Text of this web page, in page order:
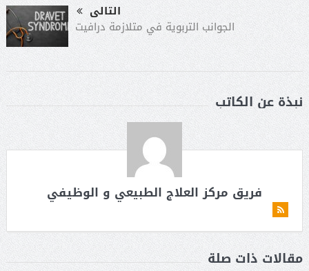
التالى
الجوانب التربوية في متلازمة درافيت
نبذة عن الكاتب
فريق مركز العلاج الطبيعي و الوظيفي
مقالات ذات صلة